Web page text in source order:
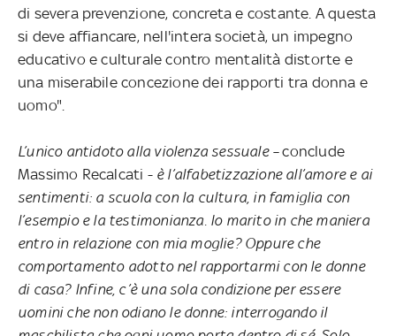
di severa prevenzione, concreta e costante. A questa
si deve affiancare, nell'intera società, un impegno
educativo e culturale contro mentalità distorte e
una miserabile concezione dei rapporti tra donna e
uomo".
L’unico antidoto alla violenza sessuale –conclude
Massimo Recalcati - è l’alfabetizzazione all’amore e ai
sentimenti: a scuola con la cultura, in famiglia con
l’esempio e la testimonianza. Io marito in che maniera
entro in relazione con mia moglie? Oppure che
comportamento adotto nel rapportarmi con le donne
di casa? Infine, c’è una sola condizione per essere
uomini che non odiano le donne: interrogando il